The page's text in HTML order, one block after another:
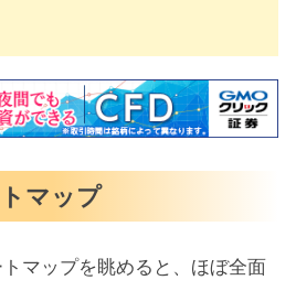
マップ
マップを眺めると、ほぼ全面